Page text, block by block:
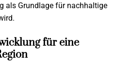
als Grundlage für nachhaltige
für eine